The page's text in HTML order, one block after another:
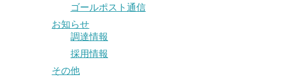
ゴールポスト通信
お知らせ
調達情報
採用情報
その他